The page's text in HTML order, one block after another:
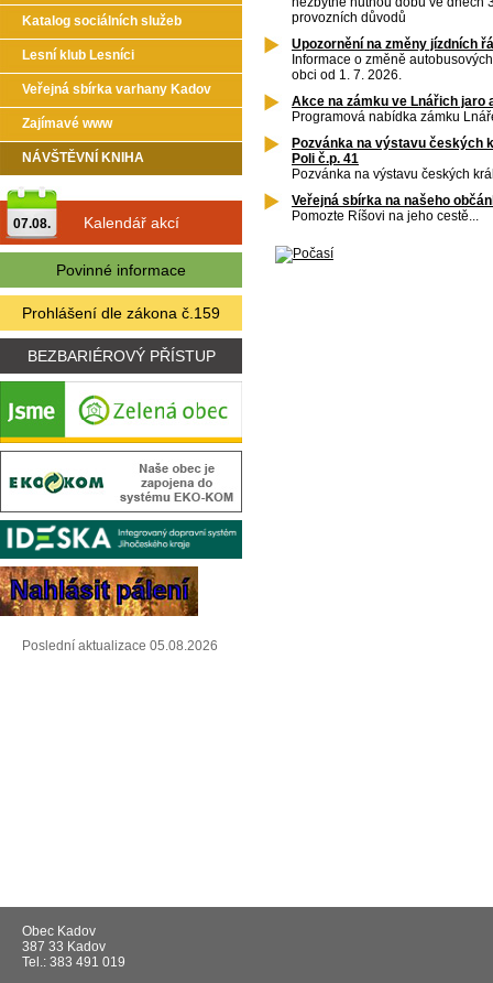
provozních důvodů
Upozornění na změny jízdních
Informace o změně
obci od 1. 7. 2026.
Akce na zámku ve Lnářich jaro
Programová nabídka zámku
Pozvánka na výstavu českých
Poli č.p. 41
Pozvánka na výstavu českých
Veřejná sbírka na našeho
Pomozte Ríšovi na jeho cestě...
Katalog sociálních služeb
Lesní klub Lesníci
Veřejná sbírka varhany Kadov
Zajímavé www
NÁVŠTĚVNÍ KNIHA
07.08. Kalendář akcí
Povinné informace
Prohlášení dle zákona č.159
BEZBARIÉROVÝ PŘÍSTUP
Poslední aktualizace 05.08.2026
Obec Kadov
387 33 Kadov
Tel.: 383 491 019